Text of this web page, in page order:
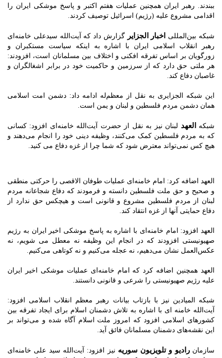
ببندند. رهبر ایران همچنین عملیات هفتم اکتبر و پاسخ موشکی ایران را
اقدامی مشروع علیه (رژیم) اسرائیل توصیف کردند.
شبکه بین‌المللی اخبار الجزایر گزارش داد که آیت‌الله سیدعلی خامنه‌ای
رهبر انقلاب اسلامی ایران با اشاره به اینکه سیاست مستکبران و
زورگویان بر اساس تفرقه افکنی و اختلاف بین مسلمانان است، افزودند:
هر ملتی حق دارد که از سرزمین و حاکمیت خود در برابر اشغالگران و
غاصبان دفاع کند.
این شبکه الجزایری به نقل از معظم‌له ادامه داد: دشمن امت اسلامی
همان دشمن مردم فلسطین و لبنان و یمن است.
شبکه العهد لبنان نیز به نقل از حضرت آیت‌الله خامنه‌ای افزود: کسانی
که به مردم فلسطین کمک می‌کنند، وظیفه دینی خود را انجام می‌دهند و
هیچ کس نمی‌تواند معترض شود که شما چرا از غزه دفاع می کنید.
العهد اضافه کرد: امام خامنه‌ای عملیات طوفان الاقصی را حرکتی منطقی
و صحیح و حق ملت فلسطین دانسته و فرمودند که دفاع شجاعانه مردم
لبنان از مردم فلسطین مشروع و قانونی است و هیچکس حق ندارد از
دفاع حمایتی آنها از غزه انتقاد کند.
العهد افزود: امام خامنه‌ای با اشاره به پاسخ موشکی اخیر ایران به رژیم
صهیونیستی افزودند که در انجام این وظیفه نه معطل می شویم، نه
عکس‌العمل نشان می‌دهیم، نه عجله می‌کنیم و نه کوتاهی می‌کنیم.
العهد همچنین اضافه کرد که امام خامنه‌ای عملیات موشکی اخیر ایران
علیه رژیم صهیونیستی را شرعی و قانونی دانستند.
شبکه المیادین نیز با بازتاب بیانات رهبر معظم انقلاب اسلامی افزود:
آیت‌الله خامنه ای با اشاره به تلاش دشمنان اسلام برای ایجاد تفرقه بین
کشورهای اسلامی افزود که امروز ملت اسلام آگاه شده و می‌تواند بر
این نقشه‌های دشمنان مسلمانان فائق آید.
سازمانرادیو و تلویزیون سوریه نیز افزود: آیت‌الله سید علی خامنه‌ای